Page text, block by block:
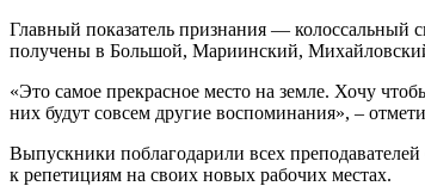
Главный показатель признания — колоссальный
получены в Большой, Мариинский,
«Это самое прекрасное место на земле. Хочу
них будут совсем другие воспоминания», –
Выпускники поблагодарили всех
к репетициям на своих новых рабочих местах.